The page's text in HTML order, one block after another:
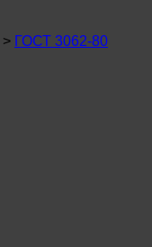
> ГОСТ 3062-80